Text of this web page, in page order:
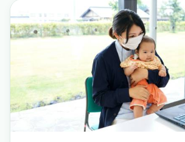
うな具体的な声は、この課題が多くの医療現
ふれた現実」であることを示しています。こ
した現場の負担を少しでも軽くするために、
報や実際の事例をもとに、クリニックや小
や介護の現場でも応用できる、システム連
るための運用の考え方をまとめました。難
の技術的な手順書ではなく、この記事を読
生や看護部長、事務長の方々が「なるほど、
と理解し、納得して、安心して次のステップ
になることを目指しています。
ようと思った」など、様々な事情が重なって
いようです。しかし、日々の業務に追われる
収金の管理や連絡は、受付やスタッフの方々
担となり得ます。これまでの医療機関の会計
清算を基本とする運用が中心でした。しか
外来患者さんが集中する時間帯や、訪問診
では、どうしても回収業務が後回しになりが
て、意図せず未収金が積み上がってしまうと
した。この記事では、小規模な病院やクリニ
テーション、介護施設などでも、無理なく導